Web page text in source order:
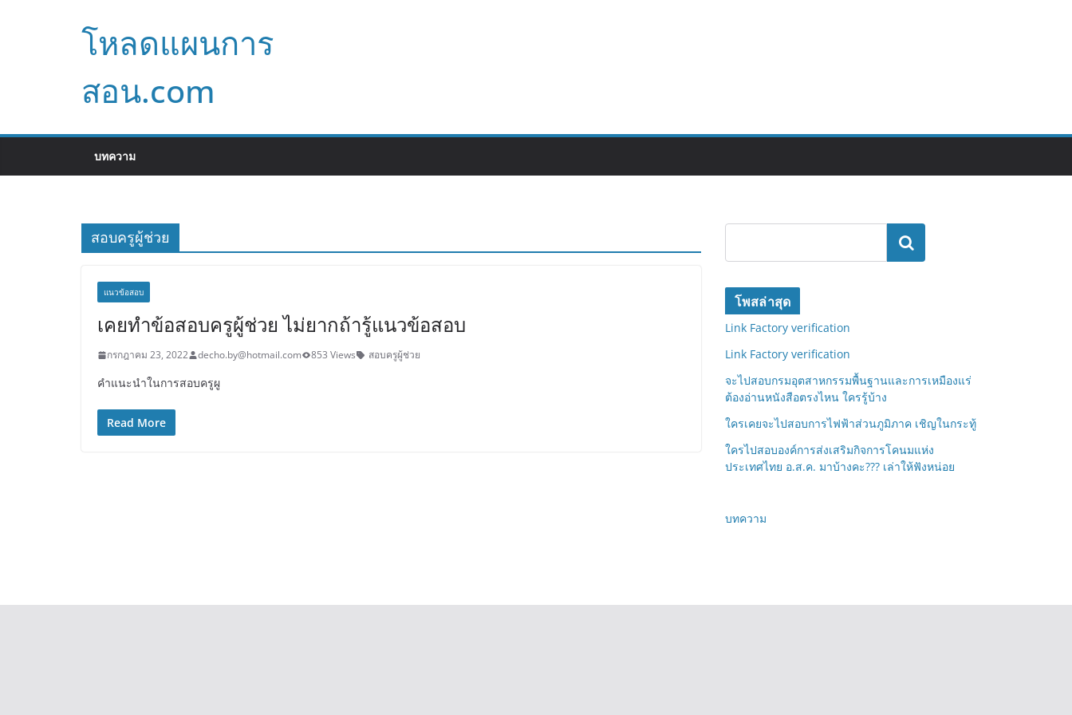
โหลดแผนการ
สอน.com
บทความ
สอบครูผู้ช่วย
แนวข้อสอบ
เคยทำข้อสอบครูผู้ช่วย ไม่ยากถ้ารู้แนวข้อสอบ
กรกฎาคม 23, 2022 decho.by@hotmail.com 853 Views สอบครูผู้ช่วย
คำแนะนำในการสอบครูผู
Read More
ค้นหา
โพสล่าสุด
Link Factory verification
Link Factory verification
จะไปสอบกรมอุตสาหกรรมพื้นฐานและการเหมืองแร่
ต้องอ่านหนังสือตรงไหน ใครรู้บ้าง
ใครเคยจะไปสอบการไฟฟ้าส่วนภูมิภาค เชิญในกระทู้
ใครไปสอบองค์การส่งเสริมกิจการโคนมแห่ง
ประเทศไทย อ.ส.ค. มาบ้างคะ??? เล่าให้ฟังหน่อย
บทความ